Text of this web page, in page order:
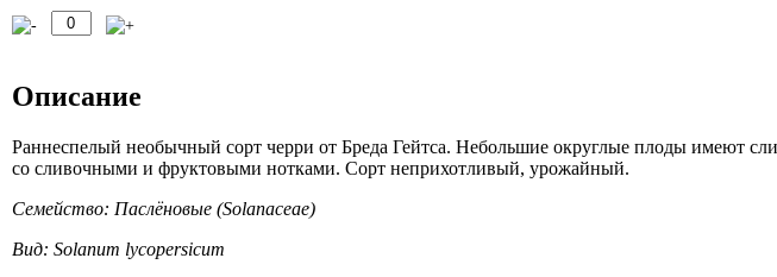
Описание
Раннеспелый необычный сорт черри от Бреда Гейтса. Небольшие округлые плоды имеют
со сливочными и фруктовыми нотками. Сорт неприхотливый, урожайный.
Семейство: Паслёновые (Solanaceae)
Вид: Solanum lycopersicum